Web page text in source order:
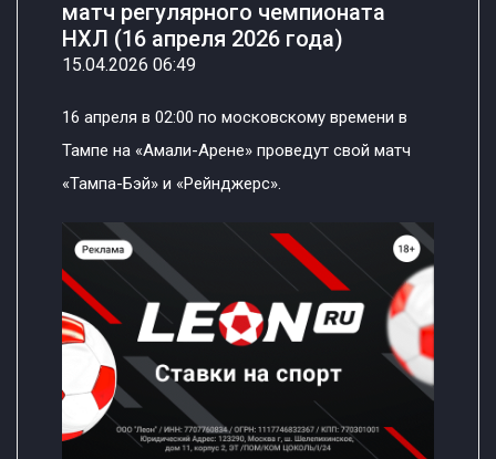
матч регулярного чемпионата
НХЛ (16 апреля 2026 года)
15.04.2026 06:49
16 апреля в 02:00 по московскому времени в
Тампе на «Амали-Арене» проведут свой матч
«Тампа-Бэй» и «Рейнджерс».